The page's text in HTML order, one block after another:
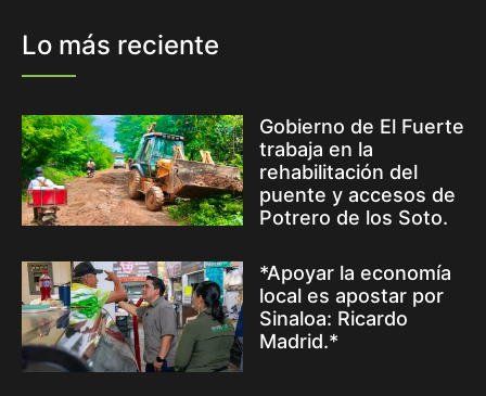
Lo más reciente
Gobierno de El Fuerte
trabaja en la
rehabilitación del
puente y accesos de
Potrero de los Soto.
*Apoyar la economía
local es apostar por
Sinaloa: Ricardo
Madrid.*